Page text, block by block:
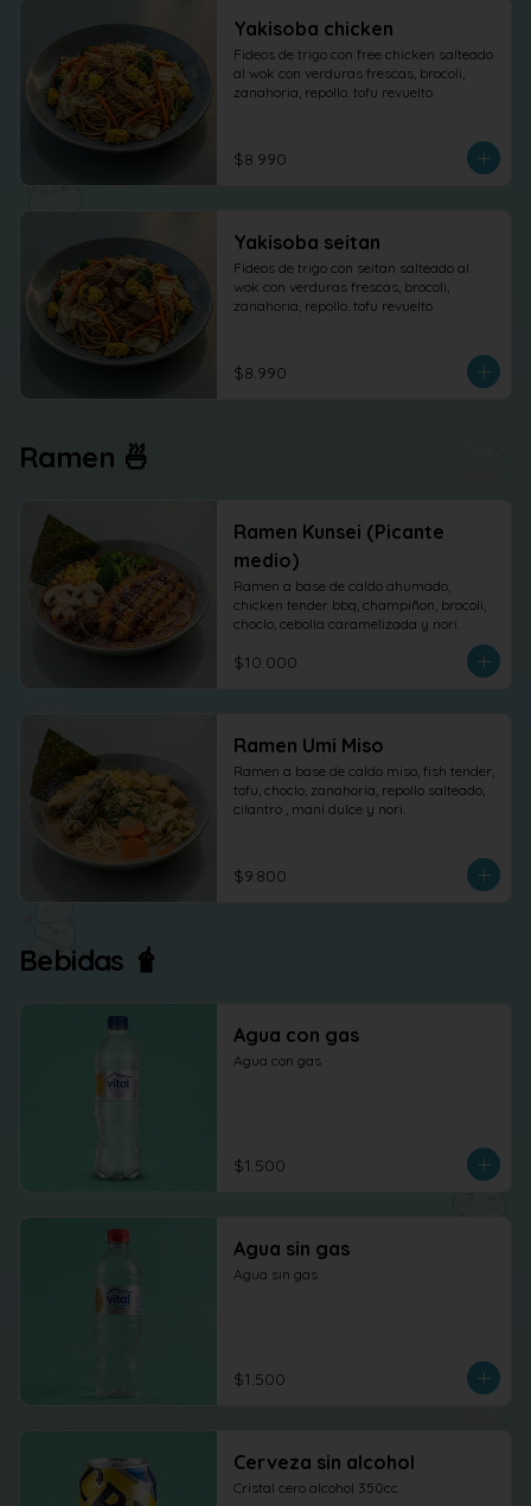
Yakisoba chicken
Fideos de trigo con free chicken salteado
al wok con verduras frescas, brocoli,
zanahoria, repollo. tofu revuelto
$8.990
Yakisoba seitan
Fideos de trigo con seitan salteado al
wok con verduras frescas, brocoli,
zanahoria, repollo. tofu revuelto
$8.990
Ramen 🍜
Ramen Kunsei (Picante
medio)
Ramen a base de caldo ahumado,
chicken tender bbq, champiñon, brocoli,
choclo, cebolla caramelizada y nori.
$10.000
Ramen Umi Miso
Ramen a base de caldo miso, fish tender,
tofu, choclo, zanahoria, repollo salteado,
cilantro , maní dulce y nori.
$9.800
Bebidas 🧋
Agua con gas
Agua con gas
$1.500
Agua sin gas
Agua sin gas
$1.500
Cerveza sin alcohol
Cristal cero alcohol 350cc